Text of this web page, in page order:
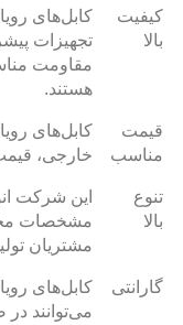
کیفیت
بالا
کابل‌های
تجهیزات
مقاومت
هستند.
قیمت
مناسب
کابل‌های
خارجی،
تنوع
بالا
این شرکت
مشخصات
مشتریان
گارانتی
کابل‌های
می‌توانند